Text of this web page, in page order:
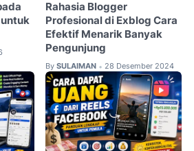
untuk
Rahasia Blogger
Profesional di Exblog Cara
Efektif Menarik Banyak
Pengunjung
By SULAIMAN • 28 Desember 2024